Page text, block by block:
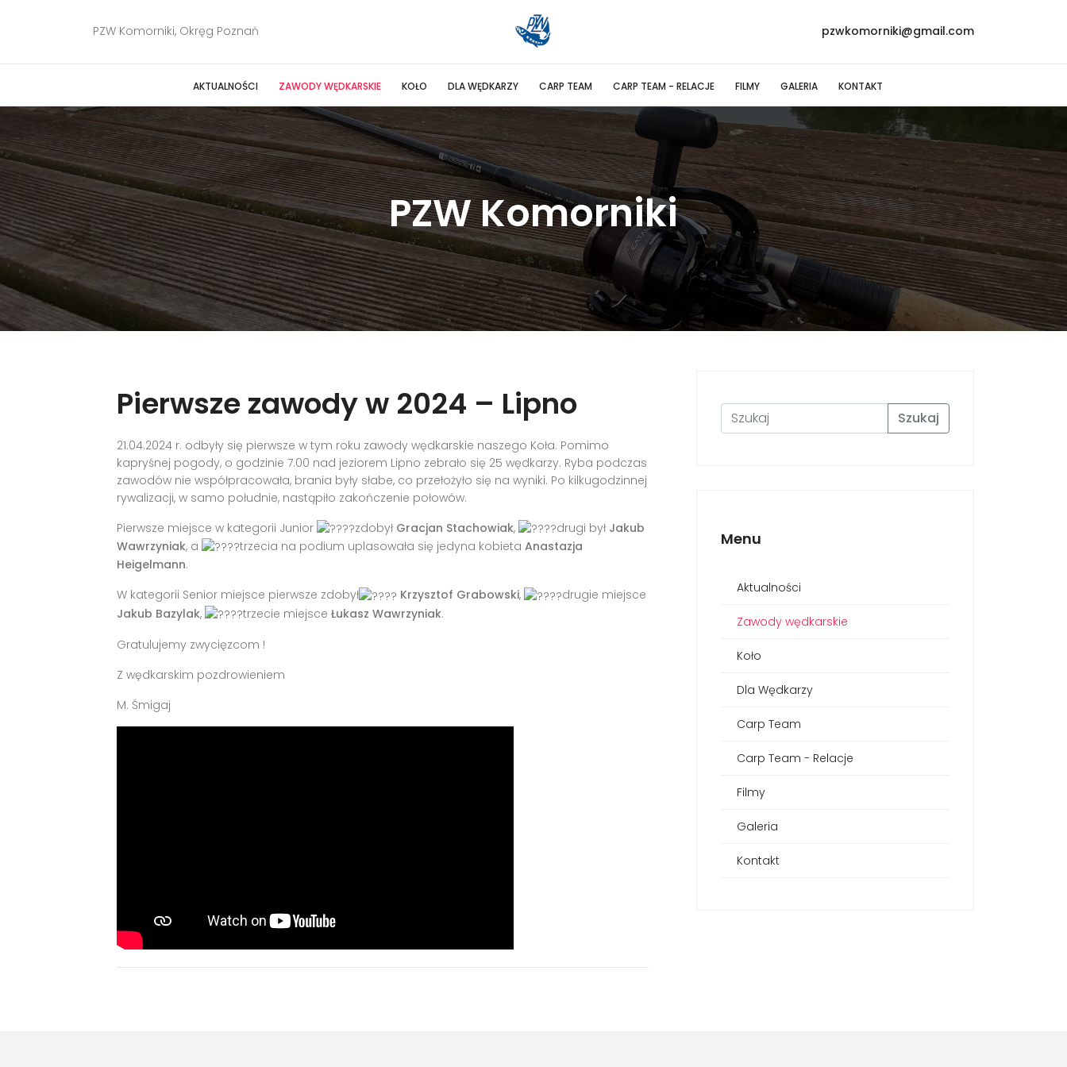
PZW Komorniki, Okręg Poznań pzwkomorniki@gmail.com
AKTUALNOŚCI ZAWODY WĘDKARSKIE KOŁO DLA WĘDKARZY CARP TEAM CARP TEAM - RELACJE FILMY GALERIA KONTAKT
PZW Komorniki
Pierwsze zawody w 2024 – Lipno
21.04.2024 r. odbyły się pierwsze w tym roku zawody wędkarskie naszego Koła. Pomimo
kapryśnej pogody, o godzinie 7.00 nad jeziorem Lipno zebrało się 25 wędkarzy. Ryba podczas
zawodów nie współpracowała, brania były słabe, co przełożyło się na wyniki. Po kilkugodzinnej
rywalizacji, w samo południe, nastąpiło zakończenie połowów.
Pierwsze miejsce w kategorii Junior
zdobył Gracjan Stachowiak, drugi był Jakub
Wawrzyniak, a trzecia na podium uplasowała się jedyna kobieta Anastazja
Heigelmann.
W kategorii Senior miejsce pierwsze zdobył
Krzysztof Grabowski,
drugie miejsce
Jakub Bazylak, trzecie miejsce Łukasz Wawrzyniak.
Gratulujemy zwycięzcom !
Z wędkarskim pozdrowieniem
M. Śmigaj
Szukaj
Menu
Aktualności
Zawody wędkarskie
Koło
Dla Wędkarzy
Carp Team
Carp Team - Relacje
Filmy
Galeria
Kontakt